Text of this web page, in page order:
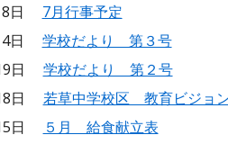
日 7月行事予定
日 学校だより 第３号
日 学校だより 第２号
日 若草中学校区 教育ビジョ
日
５月 給食献立表